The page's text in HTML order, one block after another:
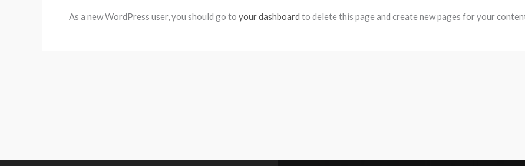
As a new WordPress user, you should go to your dashboard to delete this page and create new pages for your